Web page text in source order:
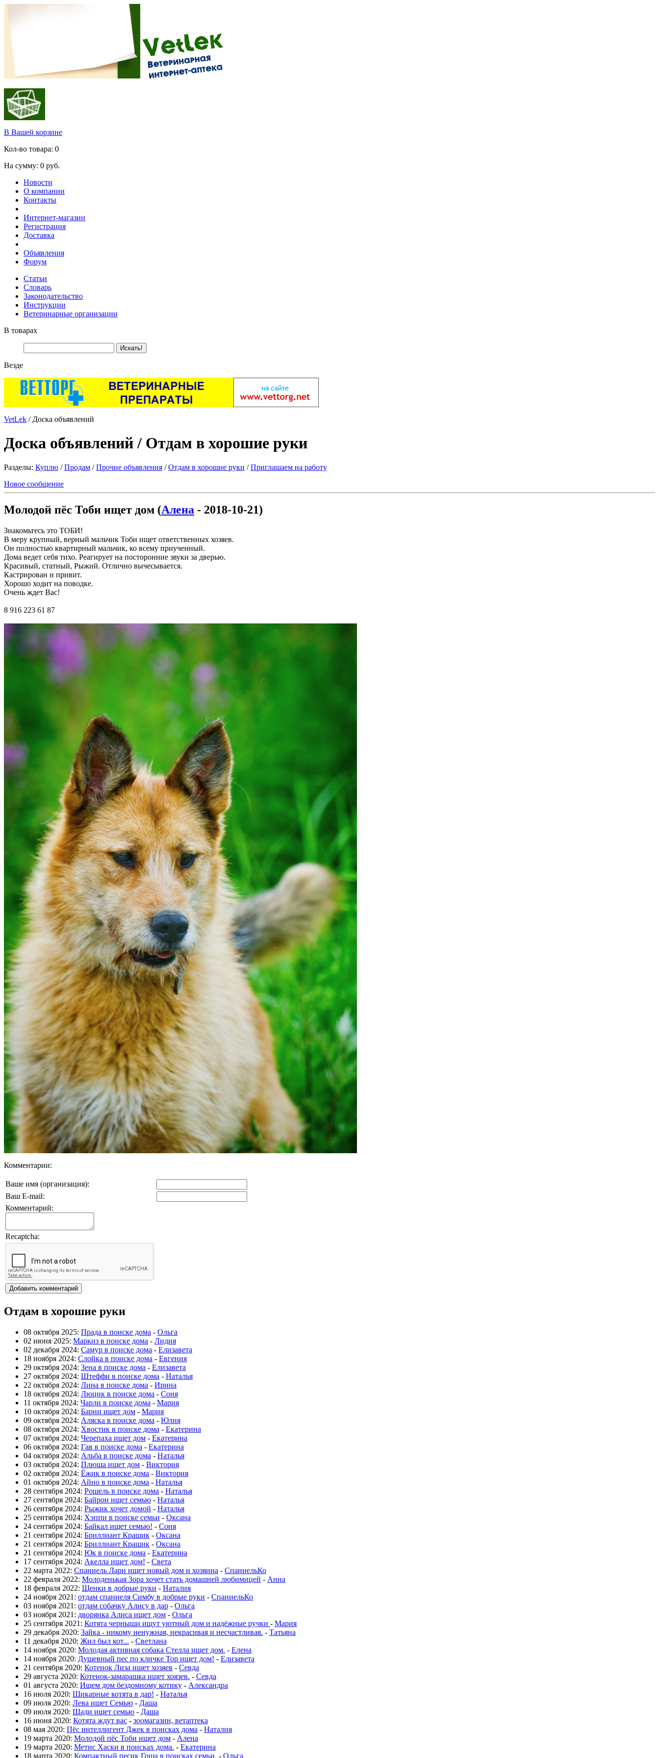
В Вашей корзине
Кол-во товара: 0
На сумму: 0 руб.
Новости
О компании
Контакты
Интернет-магазин
Регистрация
Доставка
Объявления
Форум
Статьи
Словарь
Законодательство
Инструкции
Ветеринарные организации
В товарах
Везде
VetLek / Доска объявлений
Доска объявлений / Отдам в хорошие руки
Разделы: Куплю /Продам /Прочие объявления /Отдам в хорошие руки /Приглашаем на работу
Новое сообщение
Молодой пёс Тоби ищет дом (Алена - 2018-10-21)
Знакомьтесь это ТОБИ!
В меру крупный, верный мальчик Тоби ищет ответственных хозяев.
Он полностью квартирный мальчик, ко всему приученный.
Дома ведет себя тихо. Реагирует на посторонние звуки за дверью.
Красивый, статный, Рыжий. Отлично вычесывается.
Кастрирован и привит.
Хорошо ходит на поводке.
Очень ждет Вас!
8 916 223 61 87
Комментарии:
Ваше имя (организация):
Ваш E-mail:
Комментарий:
Recaptcha:
Отдам в хорошие руки
08 октября 2025: Прада в поиске дома - Ольга
02 июня 2025: Маркиз в поиске дома - Лидия
02 декабря 2024: Самур в поиске дома - Елизавета
18 ноября 2024: Слойка в поиске дома - Евгения
29 октября 2024: Зена в поиске дома - Елизавета
27 октября 2024: Штеффи в поиске дома - Наталья
22 октября 2024: Лина в поиске дома - Ирина
18 октября 2024: Люцик в поиске дома - Соня
11 октября 2024: Чарли в поиске дома - Мария
10 октября 2024: Барни ищет дом - Мария
09 октября 2024: Аляска в поиске дома - Юлия
08 октября 2024: Хвостик в поиске дома - Екатерина
07 октября 2024: Черепаха ищет дом - Екатерина
06 октября 2024: Гав в поиске дома - Екатерина
04 октября 2024: Альба в поиске дома - Наталья
03 октября 2024: Плюша ищет дом - Виктория
02 октября 2024: Ёжик в поиске дома - Виктория
01 октября 2024: Айно в поиске дома - Наталья
28 сентября 2024: Рошель в поиске дома - Наталья
27 сентября 2024: Байрон ищет семью - Наталья
26 сентября 2024: Рыжик хочет домой - Наталья
25 сентября 2024: Хэппи в поиске семьи - Оксана
24 сентября 2024: Байкал ищет семью! - Соня
21 сентября 2024: Бриллиант Крашик - Оксана
21 сентября 2024: Бриллиант Крашик - Оксана
21 сентября 2024: Юк в поиске дома - Екатерина
17 сентября 2024: Акелла ищет дом! - Света
22 марта 2022: Спаниель Лари ищет новый дом и хозяина - СпаниельКо
22 февраля 2022: Молоденькая Зора хочет стать домашней любимицей - Анна
18 февраля 2022: Щенки в добрые руки - Наталия
24 ноября 2021: отдам спаниеля Симбу в добрые руки - СпаниельКо
03 ноября 2021: отдам собачку Алису в дар - Ольга
03 ноября 2021: дворянка Алиса ищет дом - Ольга
25 сентября 2021: Котята черныши ищут уютный дом и надёжные ручки - Мария
29 декабря 2020: Зайка - никому ненужная, некрасивая и несчастливая. - Татьяна
11 декабря 2020: Жил был кот... - Светлана
14 ноября 2020: Молодая активная собака Стелла ищет дом. - Елена
14 ноября 2020: Душевный пес по кличке Тор ищет дом! - Елизавета
21 сентября 2020: Котенок Лиза ищет хозяев - Севда
29 августа 2020: Котенок-замарашка ищет хоязев. - Севда
01 августа 2020: Ищем дом бездомному котику - Александра
16 июля 2020: Шикарные котята в дар! - Наталья
09 июля 2020: Лева ищет Семью - Даша
09 июля 2020: Шади ищет семью - Даша
16 июня 2020: Котята ждут вас - зоомагазин, ветаптека
08 мая 2020: Пёс интеллигент Джек в поисках дома - Наталия
19 марта 2020: Молодой пёс Тоби ищет дом - Алена
19 марта 2020: Метис Хаски в поисках дома. - Екатерина
18 марта 2020: Компактный песик Гоша в поисках семьи. - Ольга